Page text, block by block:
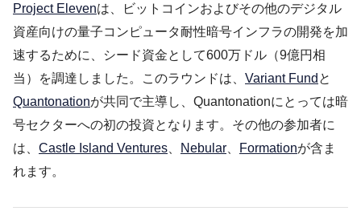
Project Elevenは、ビットコインおよびその他のデジタル
資産向けの量子コンピュータ耐性暗号インフラの開発を加
速するために、シード資金として600万ドル（9億円相
当）を調達しました。このラウンドは、 Variant Fund と
Quantonationが共同で主導し、Quantonationにとっては暗
号セクターへの初の投資となります。その他の参加者に
は、 Castle Island Ventures Nebular Formationが含ま
れます。